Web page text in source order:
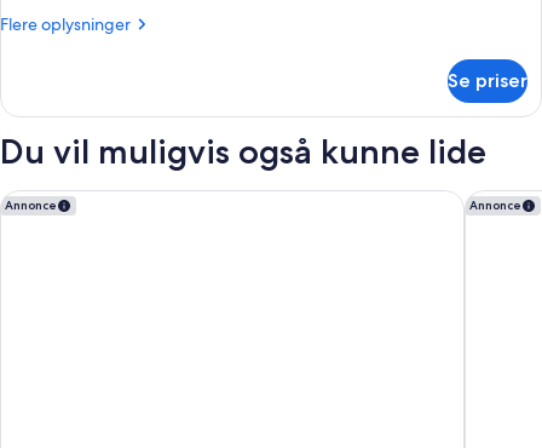
Flere oplysninger
Flere
studiosuite
terrasse
Se priser
Du vil muligvis også kunne lide
Annonce
Park Lane Copenhagen Annonce
1 Hotel